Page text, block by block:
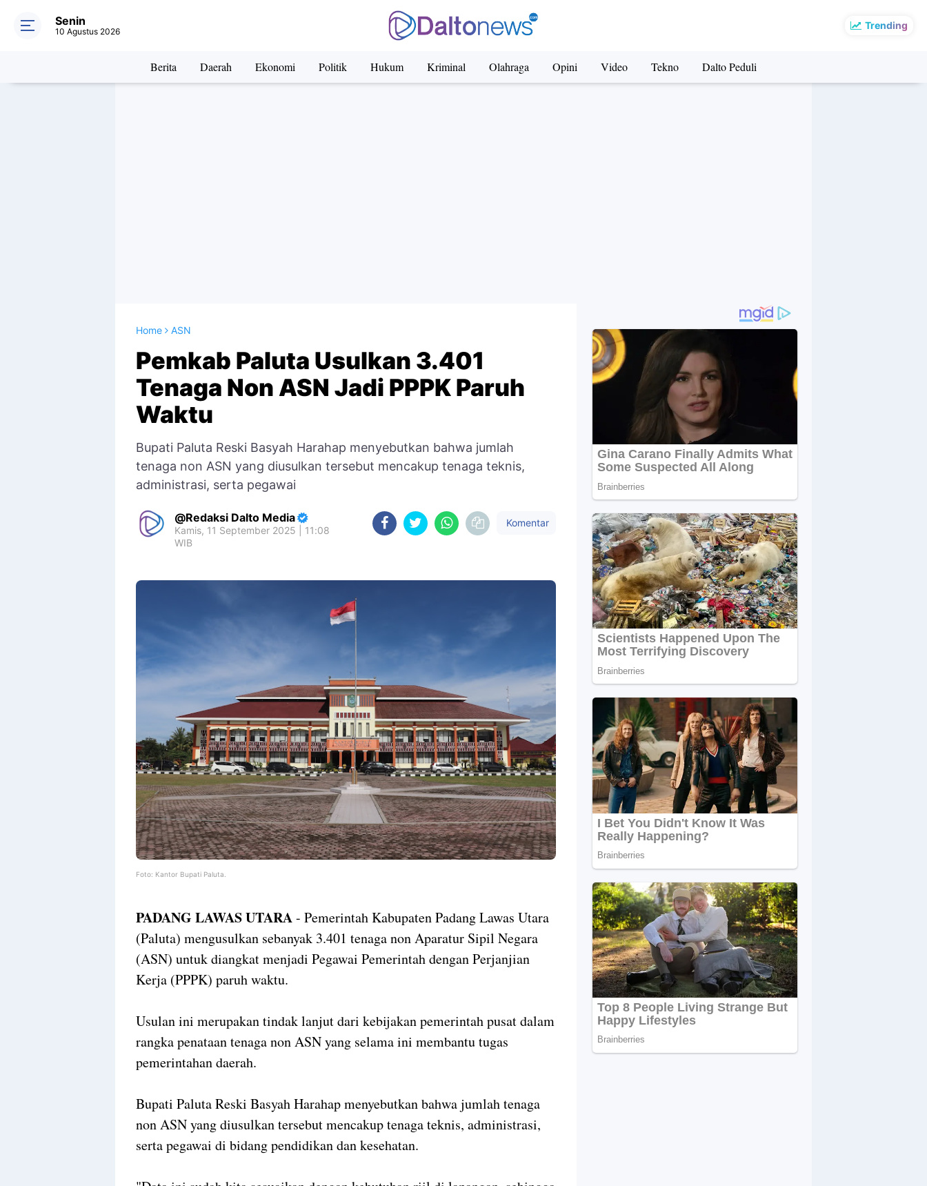
Trending
Senin
10 Agustus 2026
Berita Daerah Ekonomi Politik Hukum Kriminal Olahraga Opini Video Tekno Dalto Peduli
Home ASN
Pemkab Paluta Usulkan 3.401
Tenaga Non ASN Jadi PPPK Paruh
Waktu
Bupati Paluta Reski Basyah Harahap menyebutkan bahwa jumlah
tenaga non ASN yang diusulkan tersebut mencakup tenaga teknis,
administrasi, serta pegawai
Redaksi Dalto Media
Kamis, 11 September 2025 | 11:08
WIB
Komentar
Foto: Kantor Bupati Paluta.
PADANG LAWAS UTARA- Pemerintah Kabupaten Padang Lawas Utara
(Paluta) mengusulkan sebanyak 3.401 tenaga non Aparatur Sipil Negara
(ASN) untuk diangkat menjadi Pegawai Pemerintah dengan Perjanjian
Kerja (PPPK) paruh waktu.
Usulan ini merupakan tindak lanjut dari kebijakan pemerintah pusat dalam
rangka penataan tenaga non ASN yang selama ini membantu tugas
pemerintahan daerah.
Bupati Paluta Reski Basyah Harahap menyebutkan bahwa jumlah tenaga
non ASN yang diusulkan tersebut mencakup tenaga teknis, administrasi,
serta pegawai di bidang pendidikan dan kesehatan.